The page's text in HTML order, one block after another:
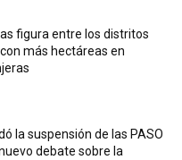
figura entre los distritos
más hectáreas en
la suspensión de las PASO
debate sobre la